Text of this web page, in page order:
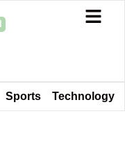
Sports Technology